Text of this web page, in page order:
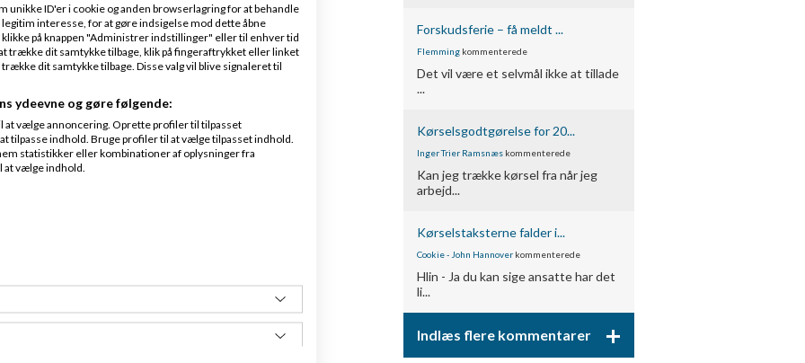
Forskudsferie – få meldt ...
Flemming kommenterede
Det vil være et selvmål ikke at tillade
...
Kørselsgodtgørelse for 20...
Inger Trier Ramsnæs kommenterede
Kan jeg trække kørsel fra når jeg
arbejd...
Kørselstaksterne falder i...
Cookie - John Hannover kommenterede
Hlin - Ja du kan sige ansatte har det
li...
Indlæs flere kommentarer +
unikke ID'er i cookie og anden browserlagring for at behandle
interesse, for at gøre indsigelse mod dette åbne
på knappen "Administrer indstillinger" eller til enhver tid
trække dit samtykke tilbage, klik på fingeraftrykket eller linket
dit samtykke tilbage. Disse valg vil blive signaleret til
ydeevne og gøre følgende:
at vælge annoncering. Oprette profiler til tilpasset
indhold. Bruge profiler til at vælge tilpasset indhold.
statistikker eller kombinationer af oplysninger fra
vælge indhold.